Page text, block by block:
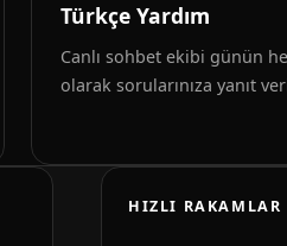
Türkçe Yardım
Canlı sohbet ekibi günün
olarak sorularınıza yanıt
HIZLI RAKAMLAR